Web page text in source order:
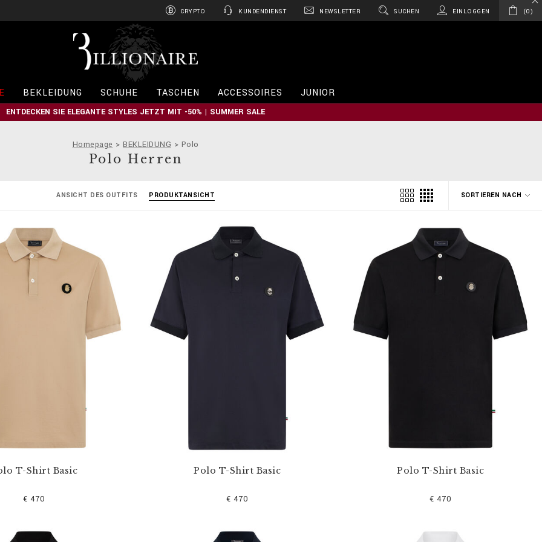
CRYPTO KUNDENDIENST NEWSLETTER SUCHEN EINLOGGEN 0
l
o
n
a
e
BEKLEIDUNG SCHUHE TASCHEN ACCESSOIRES JUNIOR
ENTDECKEN SIE ELEGANTE STYLES JETZT MIT -50% | SUMMER SALE
Homepage BEKLEIDUNG Polo
Polo Herren
SORTIEREN NACH
ANSICHT DES OUTFITS PRODUKTANSICHT
T-Shirt Basic
€ 470
Polo T-Shirt Basic
€ 470
Polo T-Shirt Basic
€ 470